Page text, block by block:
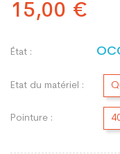
15,00 €
État :
Etat du matériel :
Pointure :